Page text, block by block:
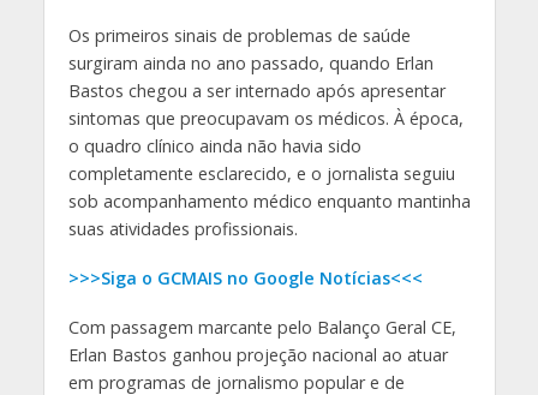
Os primeiros sinais de problemas de saúde
surgiram ainda no ano passado, quando Erlan
Bastos chegou a ser internado após apresentar
sintomas que preocupavam os médicos. À época,
o quadro clínico ainda não havia sido
completamente esclarecido, e o jornalista seguiu
sob acompanhamento médico enquanto mantinha
suas atividades profissionais.
>>>Siga o GCMAIS no Google Notícias<<<
Com passagem marcante pelo Balanço Geral CE,
Erlan Bastos ganhou projeção nacional ao atuar
em programas de jornalismo popular e de